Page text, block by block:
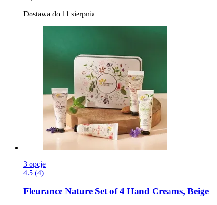
Dostawa do 11 sierpnia
3 opcje
4.5 (4)
Fleurance Nature Set of 4 Hand Creams, Beige